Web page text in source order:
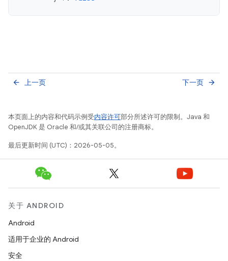
上一页
arrow_back 下一页 arrow_forward
本页面上的内容和代码示例受内容许可部分所述许可的限制。Java 和
OpenJDK 是 Oracle 和/或其关联公司的注册商标。
最后更新时间 (UTC)：2026-05-05。
关于 ANDROID
Android
适用于企业的 Android
安全